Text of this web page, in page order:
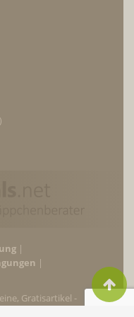
Gratisartikel -